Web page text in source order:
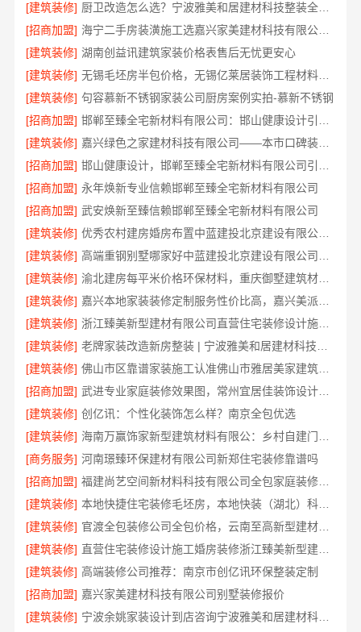
[建筑装修]
厨卫改造怎么选？宁波雅美和居建材科技整装全包设计
[招商加盟]
海宁二手房装潢施工选嘉兴家美建材科技有限公司更省心
[建筑装修] 湖南创益讯建筑家装价格表售后无忧更安心
[建筑装修]
无锡毛坯房半包价格，无锡亿莱居装饰工程材料有限公司
[建筑装修] 句容慕新不锈钢家装公司厨房案例实拍-慕新不锈钢
[招商加盟]
[建筑装修]
嘉兴绿色之家建材科技有限公司——本市口碑装修服务实惠优选
[招商加盟]
[招商加盟] 永年焕新专业信赖邯郸至臻全宅新材料有限公司
[招商加盟] 武安焕新至臻信赖邯郸至臻全宅新材料有限公司
[建筑装修]
优秀农村建房婚房布置中蓝建投北京建设有限公司四川
[建筑装修]
[建筑装修]
渝北建房每平米价格环保材料，重庆御墅建筑材料有限公司
[建筑装修]
[建筑装修]
浙江臻美新型建材有限公司直营住宅装修设计施工婚房
[建筑装修]
[建筑装修]
佛山市区靠谱家装施工认准佛山市雅居美家建筑装饰工程有限公司
[招商加盟]
武进专业家庭装修效果图，常州宜居佳装饰设计精选
[建筑装修] 创亿讯：个性化装饰怎么样？南京全包优选
[建筑装修]
[商务服务] 河南璟臻环保建材有限公司新郑住宅装修靠谱吗
[招商加盟]
福建尚艺空间新材料科技有限公司全包家庭装修口碑优选口碑之选
[建筑装修]
本地快捷住宅装修毛坯房，本地快装（湖北）科技有限公司透明报价
[建筑装修]
官渡全包装修公司全包价格，云南至高新型建材有限公司闭口合同
[建筑装修]
直营住宅装修设计施工婚房装修浙江臻美新型建材有限公司
[建筑装修] 高端装修公司推荐：南京市创亿讯环保整装定制
[招商加盟] 嘉兴家美建材科技有限公司别墅装修报价
[建筑装修]
宁波余姚家装设计到店咨询宁波雅美和居建材科技有限公司